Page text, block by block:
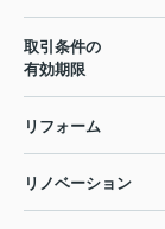
取引条件の
有効期限
リフォーム
リノベーション